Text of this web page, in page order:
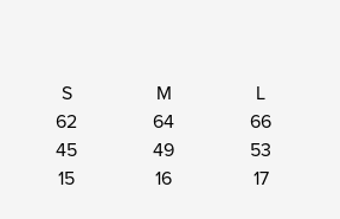
S M L
62 64 66
45 49 53
15 16 17